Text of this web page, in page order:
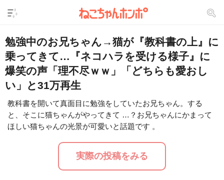
勉強中のお兄ちゃん→猫が『教科書の上』に
乗ってきて…『ネコハラを受ける様子』に
爆笑の声「理不尽ｗｗ」「どちらも愛おし
い」と31万再生
U
n
/
L
o
a
e
2
教科書を開いて真面目に勉強をしていたお兄ちゃん。する
と、そこに猫ちゃんがやってきて …？お兄ちゃんにかまって
ほしい猫ちゃんの光景が可愛いと話題です 。
実際の投稿をみる